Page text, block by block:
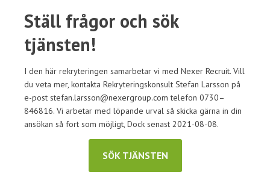
Ställ frågor och sök
tjänsten!
I den här rekryteringen samarbetar vi med Nexer Recruit. Vill
du veta mer, kontakta Rekryteringskonsult Stefan Larsson på
e-post stefan.larsson@nexergroup.com telefon 0730–
846816. Vi arbetar med löpande urval så skicka gärna in din
ansökan så fort som möjligt, Dock senast 2021-08-08.
SÖK TJÄNSTEN